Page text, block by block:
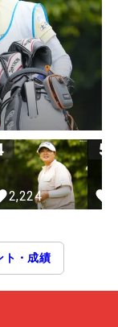
2,224
5
ト・成績